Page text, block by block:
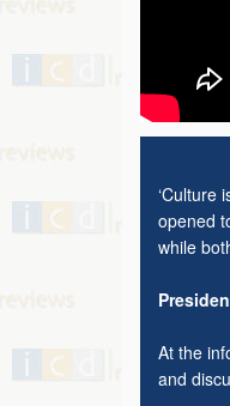
‘Culture
opened
while
At the
and